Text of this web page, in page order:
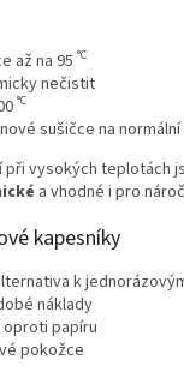
až na 95 °C
nečistit
°C
sušičce na
při vysokých teplotách
a vhodné i pro
kapesníky
k
náklady
papíru
pokožce